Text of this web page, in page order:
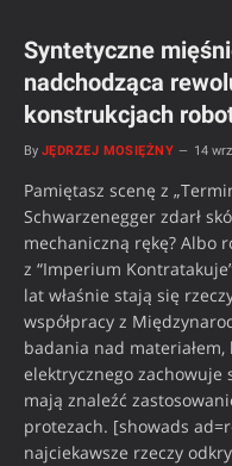
Syntetyczne
nadchodząca
konstrukcjach
By JĘDRZEJ MOSIĘŻNY 14
Pamiętasz scenę z
Schwarzenegger zdarł
mechaniczną rękę? Albo
z “Imperium
lat właśnie stają się
współpracy z
badania nad materiałem,
elektrycznego zachowuje
mają znaleźć
protezach. [showads
najciekawsze rzeczy